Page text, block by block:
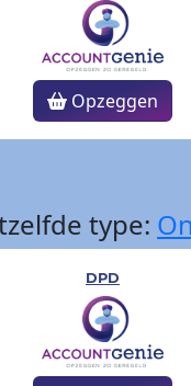
Opzeggen
type:
DPD